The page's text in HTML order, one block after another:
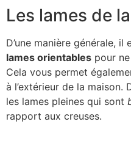
Les lames de
D’une manière générale,
lames orientables pour
Cela vous permet
à l’extérieur de la maison.
les lames pleines qui sont
rapport aux creuses.